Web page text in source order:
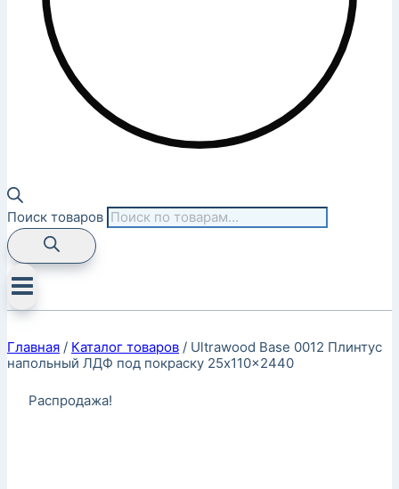
Поиск товаров
Главная / Каталог товаров / Ultrawood Base 0012 Плинтус
напольный ЛДФ под покраску 25x110x2440
Распродажа!